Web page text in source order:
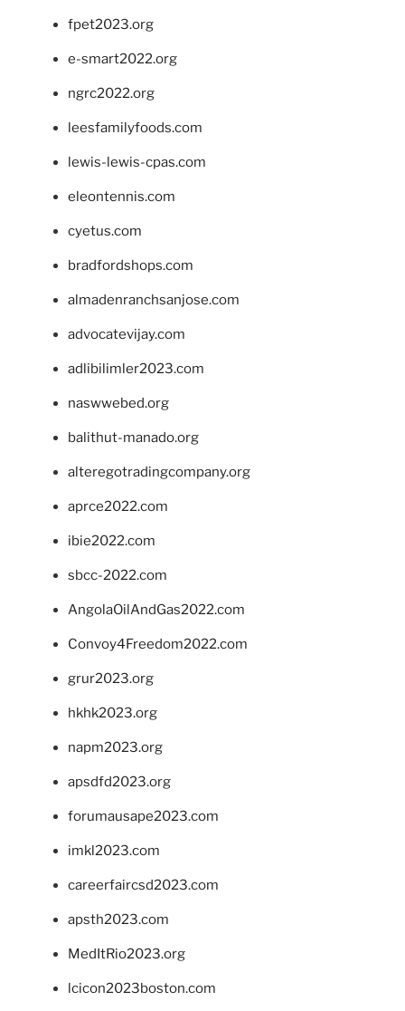
fpet2023.org
e-smart2022.org
ngrc2022.org
leesfamilyfoods.com
lewis-lewis-cpas.com
eleontennis.com
cyetus.com
bradfordshops.com
almadenranchsanjose.com
advocatevijay.com
adlibilimler2023.com
naswwebed.org
balithut-manado.org
alteregotradingcompany.org
aprce2022.com
ibie2022.com
sbcc-2022.com
AngolaOilAndGas2022.com
Convoy4Freedom2022.com
grur2023.org
hkhk2023.org
napm2023.org
apsdfd2023.org
forumausape2023.com
imkl2023.com
careerfaircsd2023.com
apsth2023.com
MedItRio2023.org
lcicon2023boston.com